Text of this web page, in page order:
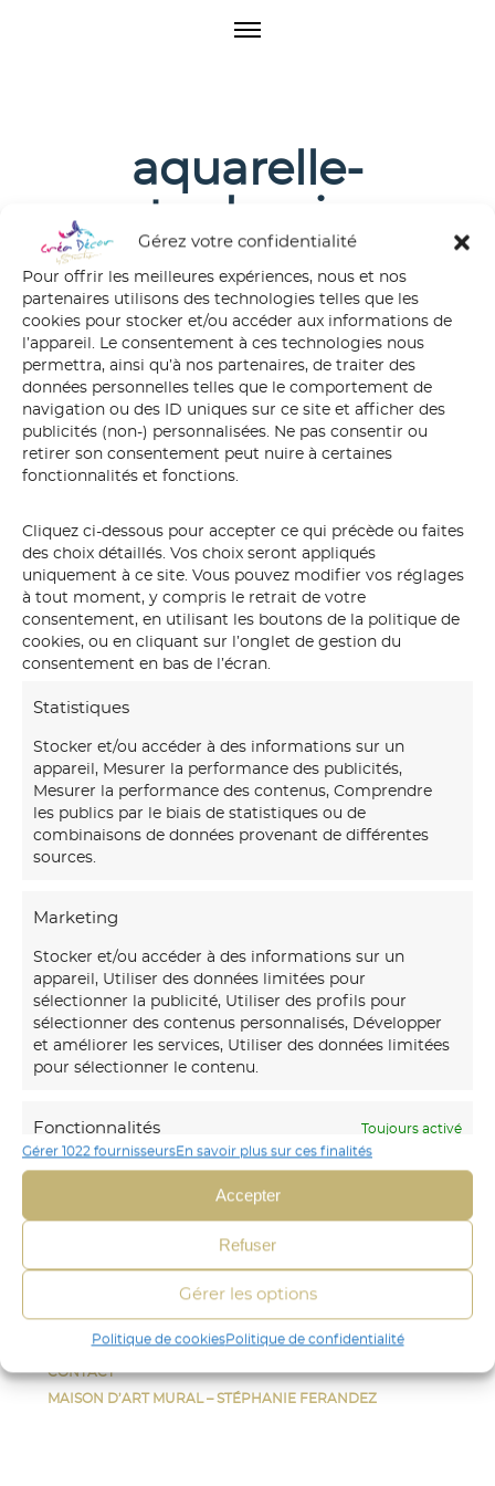
Gérez votre confidentialité
Pour offrir les meilleures expériences, nous et nos
partenaires utilisons des technologies telles que les
cookies pour stocker et/ou accéder aux informations de
l’appareil. Le consentement à ces technologies nous
permettra, ainsi qu’à nos partenaires, de traiter des
données personnelles telles que le comportement de
navigation ou des ID uniques sur ce site et afficher des
publicités (non-) personnalisées. Ne pas consentir ou
retirer son consentement peut nuire à certaines
fonctionnalités et fonctions.
Cliquez ci-dessous pour accepter ce qui précède ou faites
des choix détaillés. Vos choix seront appliqués
uniquement à ce site. Vous pouvez modifier vos réglages
à tout moment, y compris le retrait de votre
consentement, en utilisant les boutons de la politique de
cookies, ou en cliquant sur l’onglet de gestion du
consentement en bas de l’écran.
Statistiques
Stocker et/ou accéder à des informations sur un
appareil, Mesurer la performance des publicités,
Mesurer la performance des contenus, Comprendre
les publics par le biais de statistiques ou de
combinaisons de données provenant de différentes
sources.
Marketing
Stocker et/ou accéder à des informations sur un
appareil, Utiliser des données limitées pour
sélectionner la publicité, Utiliser des profils pour
sélectionner des contenus personnalisés, Développer
et améliorer les services, Utiliser des données limitées
pour sélectionner le contenu.
Fonctionnalités Toujours activé
Mettre en correspondance et combiner
des données à partir d’autres sources de
informations transmises
Identifier les appareils à partir des informations
demandées explicitement.
Gérer 1022 fournisseursEn savoir plus sur ces finalités
Accepter
Refuser
Gérer les options
Politique de cookiesPolitique de confidentialité
O
n
u
aquarelle-
stephanie-
ferandez
Notremaison d’art mural créations transforme vos
murs avec des fresques et papiers peints sur-mesure,
Envoyer un mail
STÉPHANIE FERANDEZ
PAPIER-PEINT
AUTRES
CONTACT
MAISON D’ART MURAL – STÉPHANIE FERANDEZ